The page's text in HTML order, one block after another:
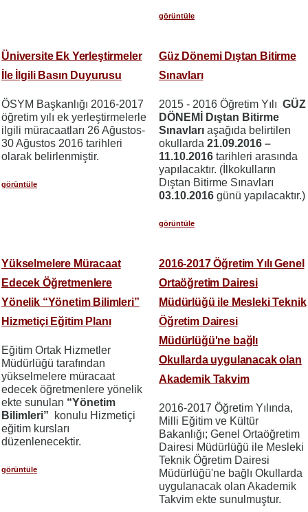
görüntüle
Üniversite Ek Yerleştirmeler
İle İlgili Basın Duyurusu
ÖSYM Başkanlığı 2016-2017
öğretim yılı ek yerleştirmelerle
ilgili müracaatları 26 Ağustos-
30 Ağustos 2016 tarihleri
olarak belirlenmiştir.
görüntüle
Güz Dönemi Dıştan Bitirme
Sınavları
2015 - 2016 Öğretim Yılı GÜZ
DÖNEMİ Dıştan Bitirme
Sınavları aşağıda belirtilen
okullarda 21.09.2016 –
11.10.2016 tarihleri arasında
yapılacaktır. (İlkokulların
Dıştan Bitirme Sınavları
03.10.2016 günü yapılacaktır.)
görüntüle
Yükselmelere Müracaat
Edecek Öğretmenlere
Yönelik “Yönetim Bilimleri”
Hizmetiçi Eğitim Planı
Eğitim Ortak Hizmetler
Müdürlüğü tarafından
yükselmelere müracaat
edecek öğretmenlere yönelik
ekte sunulan “Yönetim
Bilimleri”
konulu Hizmetiçi
eğitim kursları
düzenlenecektir.
görüntüle
2016-2017 Öğretim Yılı Genel
Ortaöğretim Dairesi
Müdürlüğü ile Mesleki Teknik
Öğretim Dairesi
Müdürlüğü'ne bağlı
Okullarda uygulanacak olan
Akademik Takvim
2016-2017 Öğretim Yılında,
Milli Eğitim ve Kültür
Bakanlığı; Genel Ortaöğretim
Dairesi Müdürlüğü ile Mesleki
Teknik Öğretim Dairesi
Müdürlüğü'ne bağlı Okullarda
uygulanacak olan Akademik
Takvim ekte sunulmuştur.